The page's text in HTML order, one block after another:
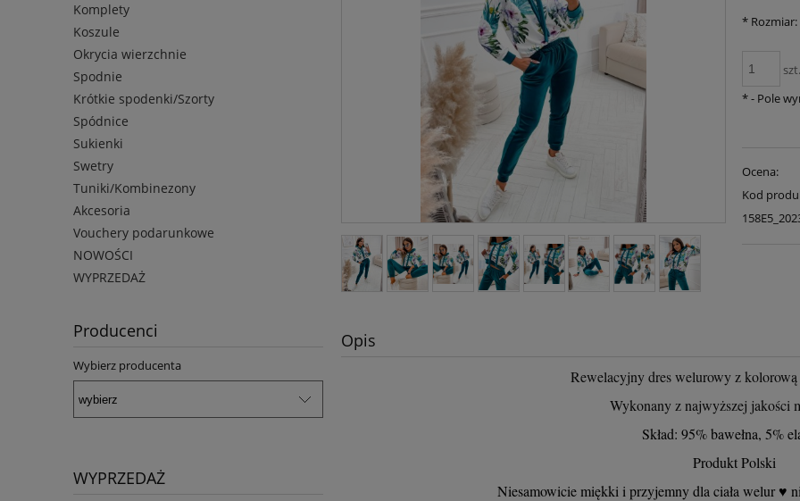
Komplety
Koszule
Okrycia wierzchnie
Spodnie
Krótkie spodenki/Szorty
Spódnice
Sukienki
Swetry
Tuniki/Kombinezony
Akcesoria
Vouchery podarunkowe
NOWOŚCI
WYPRZEDAŻ
Producenci
Wybierz producenta
WYPRZEDAŻ
* Rozmiar:
szt.
*- Pole
Ocena:
Kod
Opis
Rewelacyjny dres welurowy z
Wykonany z najwyższej jakości
Skład: 95% bawełna, 5%
Produkt Polski
Niesamowicie miękki i przyjemny dla ciała welur ♥